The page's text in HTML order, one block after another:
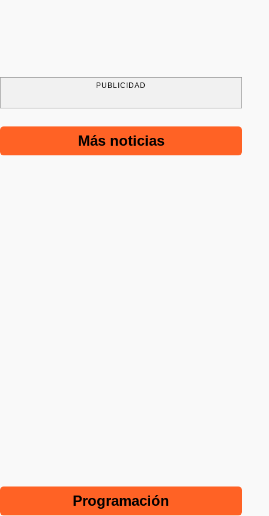
PUBLICIDAD
Más noticias
Programación